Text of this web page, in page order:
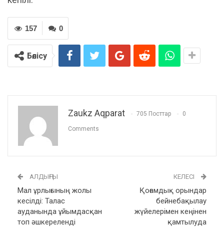
0
157
Бөлісу
Zaukz Aqparat 705 Посттар 0
Comments
АЛДЫҢҒЫ
Мал ұрлығының жолы
кесілді: Талас
ауданында ұйымдасқан
топ әшкереленді
КЕЛЕСІ
Қоғамдық орындар
бейнебақылау
жүйелерімен кеңінен
қамтылуда